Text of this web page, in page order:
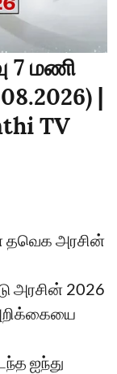
7 மணி
|
TV
தவெக அரசின்
அரசின் 2026
ஐந்து